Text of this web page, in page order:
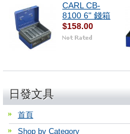
CARL CB-
8100 6" 錢箱
$158.00
日發文具
首頁
Shop by Category